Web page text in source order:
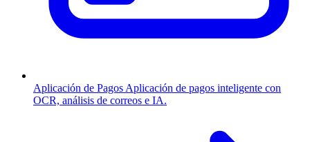
Aplicación de Pagos Aplicación de pagos inteligente con
OCR, análisis de correos e IA.